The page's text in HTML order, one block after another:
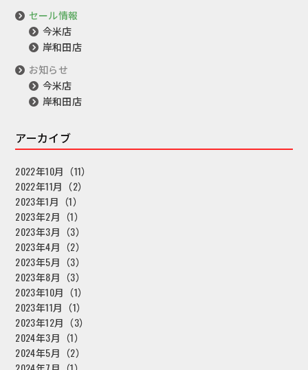
セール情報
今米店
岸和田店
お知らせ
今米店
岸和田店
アーカイブ
2022年10月（11）
2022年11月（2）
2023年1月（1）
2023年2月（1）
2023年3月（3）
2023年4月（2）
2023年5月（3）
2023年8月（3）
2023年10月（1）
2023年11月（1）
2023年12月（3）
2024年3月（1）
2024年5月（2）